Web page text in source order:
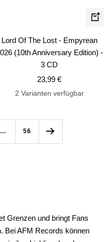
In
Lord Of The Lost - Empyrean
(10th Anniversary Edition) -
3 CD
Angebotspreis
23,99 €
2 Varianten verfügbar
… 56
Grenzen und bringt Fans
Bei AFM Records können